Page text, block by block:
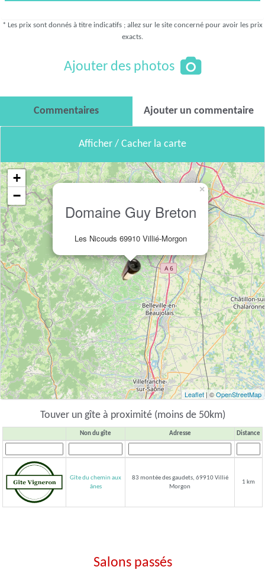
* Les prix sont donnés à titre indicatifs ; allez sur le site concerné pour avoir les prix
exacts.
Ajouter des photos
Commentaires Ajouter un commentaire
Afficher / Cacher la carte
Domaine Guy Breton
Les Nicouds 69910 Villié-Morgon
×
+
−
Leaflet | ©OpenStreetMap
Touver un gîte à proximité (moins de 50km)
Non du gîte Adresse Distance
Gîte du chemin aux
ânes
83 montée des gaudets, 69910 Villié
Morgon
1 km
Salons passés